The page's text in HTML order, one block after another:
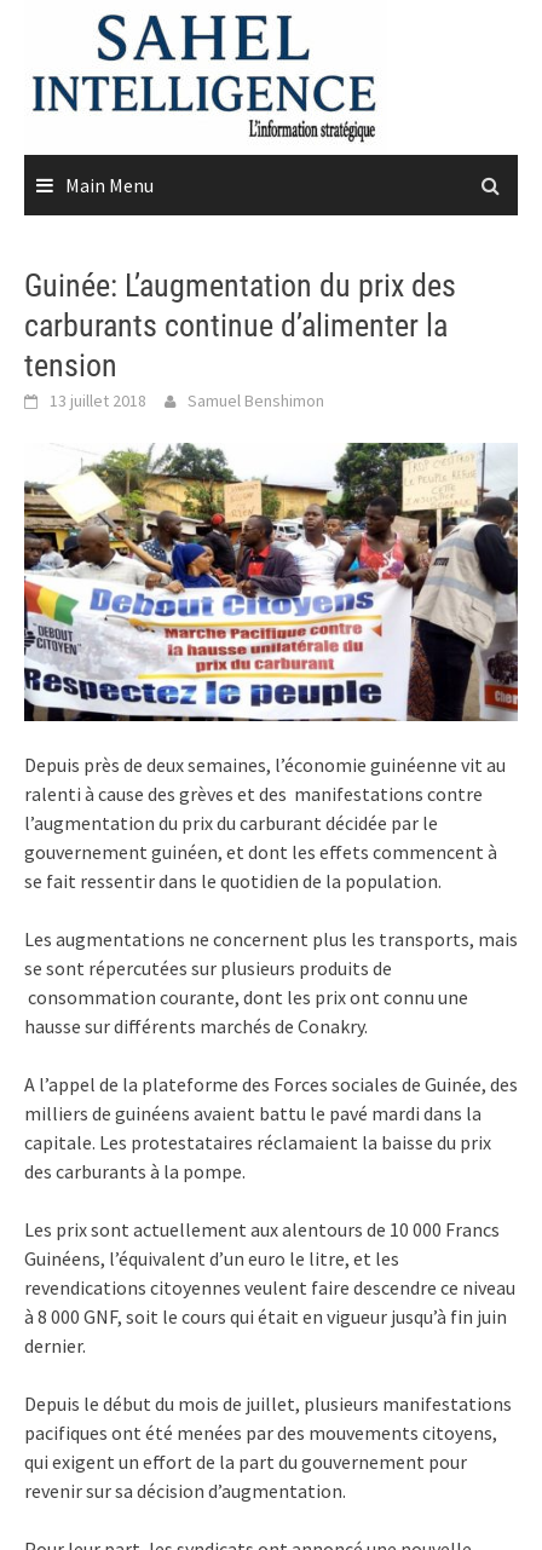
content
Main Menu
Guinée: L’augmentation du prix des
carburants continue d’alimenter la
tension
13 juillet 2018 Samuel Benshimon
Depuis près de deux semaines, l’économie guinéenne vit au
ralenti à cause des grèves et des manifestations contre
l’augmentation du prix du carburant décidée par le
gouvernement guinéen, et dont les effets commencent à
se fait ressentir dans le quotidien de la population.
Les augmentations ne concernent plus les transports, mais
se sont répercutées sur plusieurs produits de
consommation courante, dont les prix ont connu une
hausse sur différents marchés de Conakry.
A l’appel de la plateforme des Forces sociales de Guinée, des
milliers de guinéens avaient battu le pavé mardi dans la
capitale. Les protestataires réclamaient la baisse du prix
des carburants à la pompe.
Les prix sont actuellement aux alentours de 10 000 Francs
Guinéens, l’équivalent d’un euro le litre, et les
revendications citoyennes veulent faire descendre ce niveau
à 8 000 GNF, soit le cours qui était en vigueur jusqu’à fin juin
dernier.
Depuis le début du mois de juillet, plusieurs manifestations
pacifiques ont été menées par des mouvements citoyens,
qui exigent un effort de la part du gouvernement pour
revenir sur sa décision d’augmentation.